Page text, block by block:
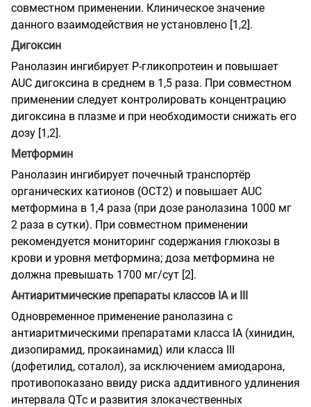
совместном применении. Клиническое значение
данного взаимодействия не установлено [1,2].
Дигоксин
Ранолазин ингибирует P-гликопротеин и повышает
AUC дигоксина в среднем в 1,5 раза. При совместном
применении следует контролировать концентрацию
дигоксина в плазме и при необходимости снижать его
дозу [1,2].
Метформин
Ранолазин ингибирует почечный транспортёр
органических катионов (OCT2) и повышает AUC
метформина в 1,4 раза (при дозе ранолазина 1000 мг
2 раза в сутки). При совместном применении
рекомендуется мониторинг содержания глюкозы в
крови и уровня метформина; доза метформина не
должна превышать 1700 мг/сут [2].
Антиаритмические препараты классов IA и III
Одновременное применение ранолазина с
антиаритмическими препаратами класса IA (хинидин,
дизопирамид, прокаинамид) или класса III
(дофетилид, соталол), за исключением амиодарона,
противопоказано ввиду риска аддитивного удлинения
интервала QTc и развития злокачественных